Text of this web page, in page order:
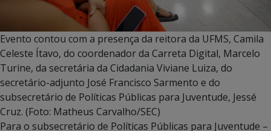
Evento contou com a presença da reitora da UFMS, Camila
Celeste Ítavo, do coordenador da Carreta Digital, Marcelo
Turine, da secretária da Cidadania Viviane Luiza, do
secretário-adjunto José Francisco Sarmento e do
subsecretário de Políticas Públicas para Juventude, Jessé
Cruz. (Foto: Matheus Carvalho/SEC)
Para o subsecretário de Políticas Públicas para Juventude –